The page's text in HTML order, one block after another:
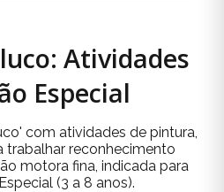
Atividades
Especial
com atividades de pintura,
trabalhar reconhecimento
motora fina, indicada para
(3 a 8 anos).